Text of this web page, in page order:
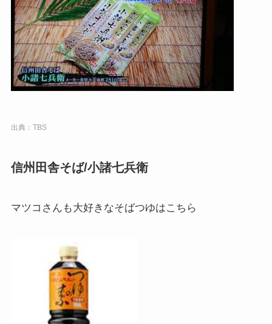
出典：TBS
信州田舎そば/小諸七兵衛
マツコさんも大好きなそばつゆはこちら